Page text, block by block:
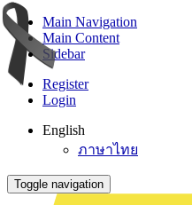
Main Navigation
Main Content
Sidebar
Register
Login
English
ภาษาไทย
Toggle navigation